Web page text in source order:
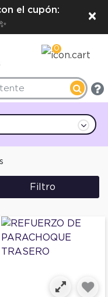
el cupón:
×
0
Filtro